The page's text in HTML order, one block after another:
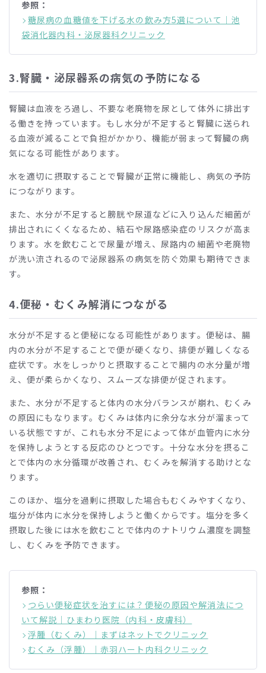
参照：
糖尿病の血糖値を下げる水の飲み方5選について｜池
袋消化器内科・泌尿器科クリニック
3.腎臓・泌尿器系の病気の予防になる
腎臓は血液をろ過し、不要な老廃物を尿として体外に排出す
る働きを持っています。もし水分が不足すると腎臓に送られ
る血液が減ることで負担がかかり、機能が弱まって腎臓の病
気になる可能性があります。
水を適切に摂取することで腎臓が正常に機能し、病気の予防
につながります。
また、水分が不足すると膀胱や尿道などに入り込んだ細菌が
排出されにくくなるため、結石や尿路感染症のリスクが高ま
ります。水を飲むことで尿量が増え、尿路内の細菌や老廃物
が洗い流されるので泌尿器系の病気を防ぐ効果も期待できま
す。
4.便秘・むくみ解消につながる
水分が不足すると便秘になる可能性があります。便秘は、腸
内の水分が不足することで便が硬くなり、排便が難しくなる
症状です。水をしっかりと摂取することで腸内の水分量が増
え、便が柔らかくなり、スムーズな排便が促されます。
また、水分が不足すると体内の水分バランスが崩れ、むくみ
の原因にもなります。むくみは体内に余分な水分が溜まって
いる状態ですが、これも水分不足によって体が血管内に水分
を保持しようとする反応のひとつです。十分な水分を摂るこ
とで体内の水分循環が改善され、むくみを解消する助けとな
ります。
このほか、塩分を過剰に摂取した場合もむくみやすくなり、
塩分が体内に水分を保持しようと働くからです。塩分を多く
摂取した後には水を飲むことで体内のナトリウム濃度を調整
し、むくみを予防できます。
参照：
つらい便秘症状を治すには？便秘の原因や解消法につ
いて解説｜ひまわり医院（内科・皮膚科）
浮腫（むくみ）｜まずはネットでクリニック
むくみ（浮腫）｜赤羽ハート内科クリニック